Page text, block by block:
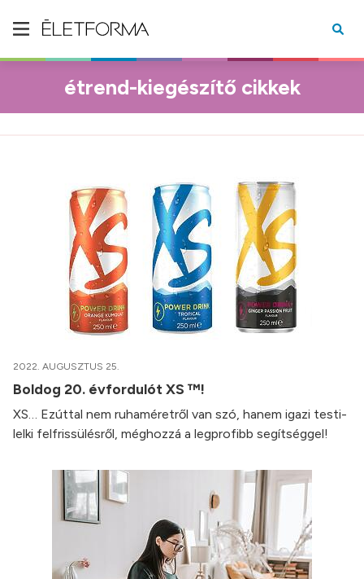
étrend-kiegészítő cikkek
2022. AUGUSZTUS 25.
Boldog 20. évfordulót XS ™!
XS… Ezúttal nem ruhaméretről van szó, hanem igazi testi-
lelki felfrissülésről, méghozzá a legprofibb segítséggel!